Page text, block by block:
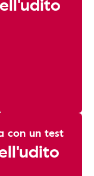
con un test